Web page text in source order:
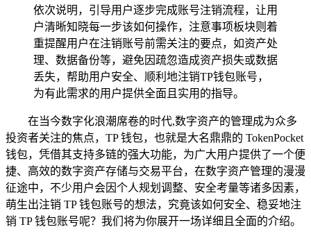
依次说明，引导用户逐步完成账号注销流程，让用
户清晰知晓每一步该如何操作，注意事项板块则着
重提醒用户在注销账号前需关注的要点，如资产处
理、数据备份等，避免因疏忽造成资产损失或数据
丢失，帮助用户安全、顺利地注销TP钱包账号，
为有此需求的用户提供全面且实用的指导。
在当今数字化浪潮席卷的时代,数字资产的管理成为众多
投资者关注的焦点，TP 钱包，也就是大名鼎鼎的 TokenPocket
钱包，凭借其支持多链的强大功能，为广大用户提供了一个便
捷、高效的数字资产存储与交易平台，在数字资产管理的漫漫
征途中，不少用户会因个人规划调整、安全考量等诸多因素，
萌生出注销 TP 钱包账号的想法，究竟该如何安全、稳妥地注
销 TP 钱包账号呢？我们将为你展开一场详细且全面的介绍。